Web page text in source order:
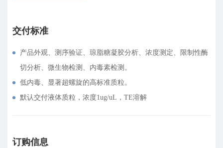
交付标准
产品外观、测序验证、琼脂糖凝胶分析、浓度测定、限制性酶
切分析、微生物检测、内毒素检测。
低内毒、显著超螺旋的高标准质粒。
默认交付液体质粒，浓度1ug/uL，TE溶解
订购信息